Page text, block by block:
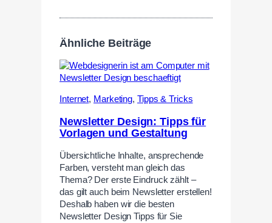
Ähnliche Beiträge
Internet, Marketing, Tipps & Tricks
Newsletter Design: Tipps für
Vorlagen und Gestaltung
Übersichtliche Inhalte, ansprechende
Farben, versteht man gleich das
Thema? Der erste Eindruck zählt –
das gilt auch beim Newsletter erstellen!
Deshalb haben wir die besten
Newsletter Design Tipps für Sie